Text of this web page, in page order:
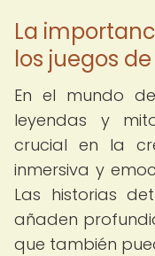
La
los juegos
En el mundo
leyendas y
crucial en la
inmersiva y
Las historias
añaden
que también